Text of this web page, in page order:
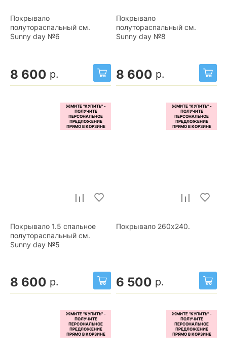
Покрывало
полутораспальный см.
Sunny day №6
8 600 р.
Покрывало
полутораспальный см.
Sunny day №8
8 600 р.
Покрывало 1.5 спальное
полутораспальный см.
Sunny day №5
8 600 р.
Покрывало 260x240.
6 500 р.